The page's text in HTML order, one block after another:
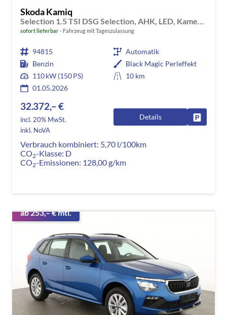
Skoda Kamiq
Selection 1.5 TSI DSG Selection, AHK, LED, Kamera, Ladeboden, Winter, 16-Zoll
sofort lieferbar Fahrzeug mit Tageszulassung
94815
Automatik
Benzin
Black Magic Perleffekt
110 kW (150 PS)
10 km
01.05.2026
32.372,– €
incl. 20% MwSt.
inkl. NoVA
Details
Verbrauch kombiniert: 5,70 l/100km
CO2-Klasse: D
CO2-Emissionen: 128,00 g/km
ab 253,– € mtl.